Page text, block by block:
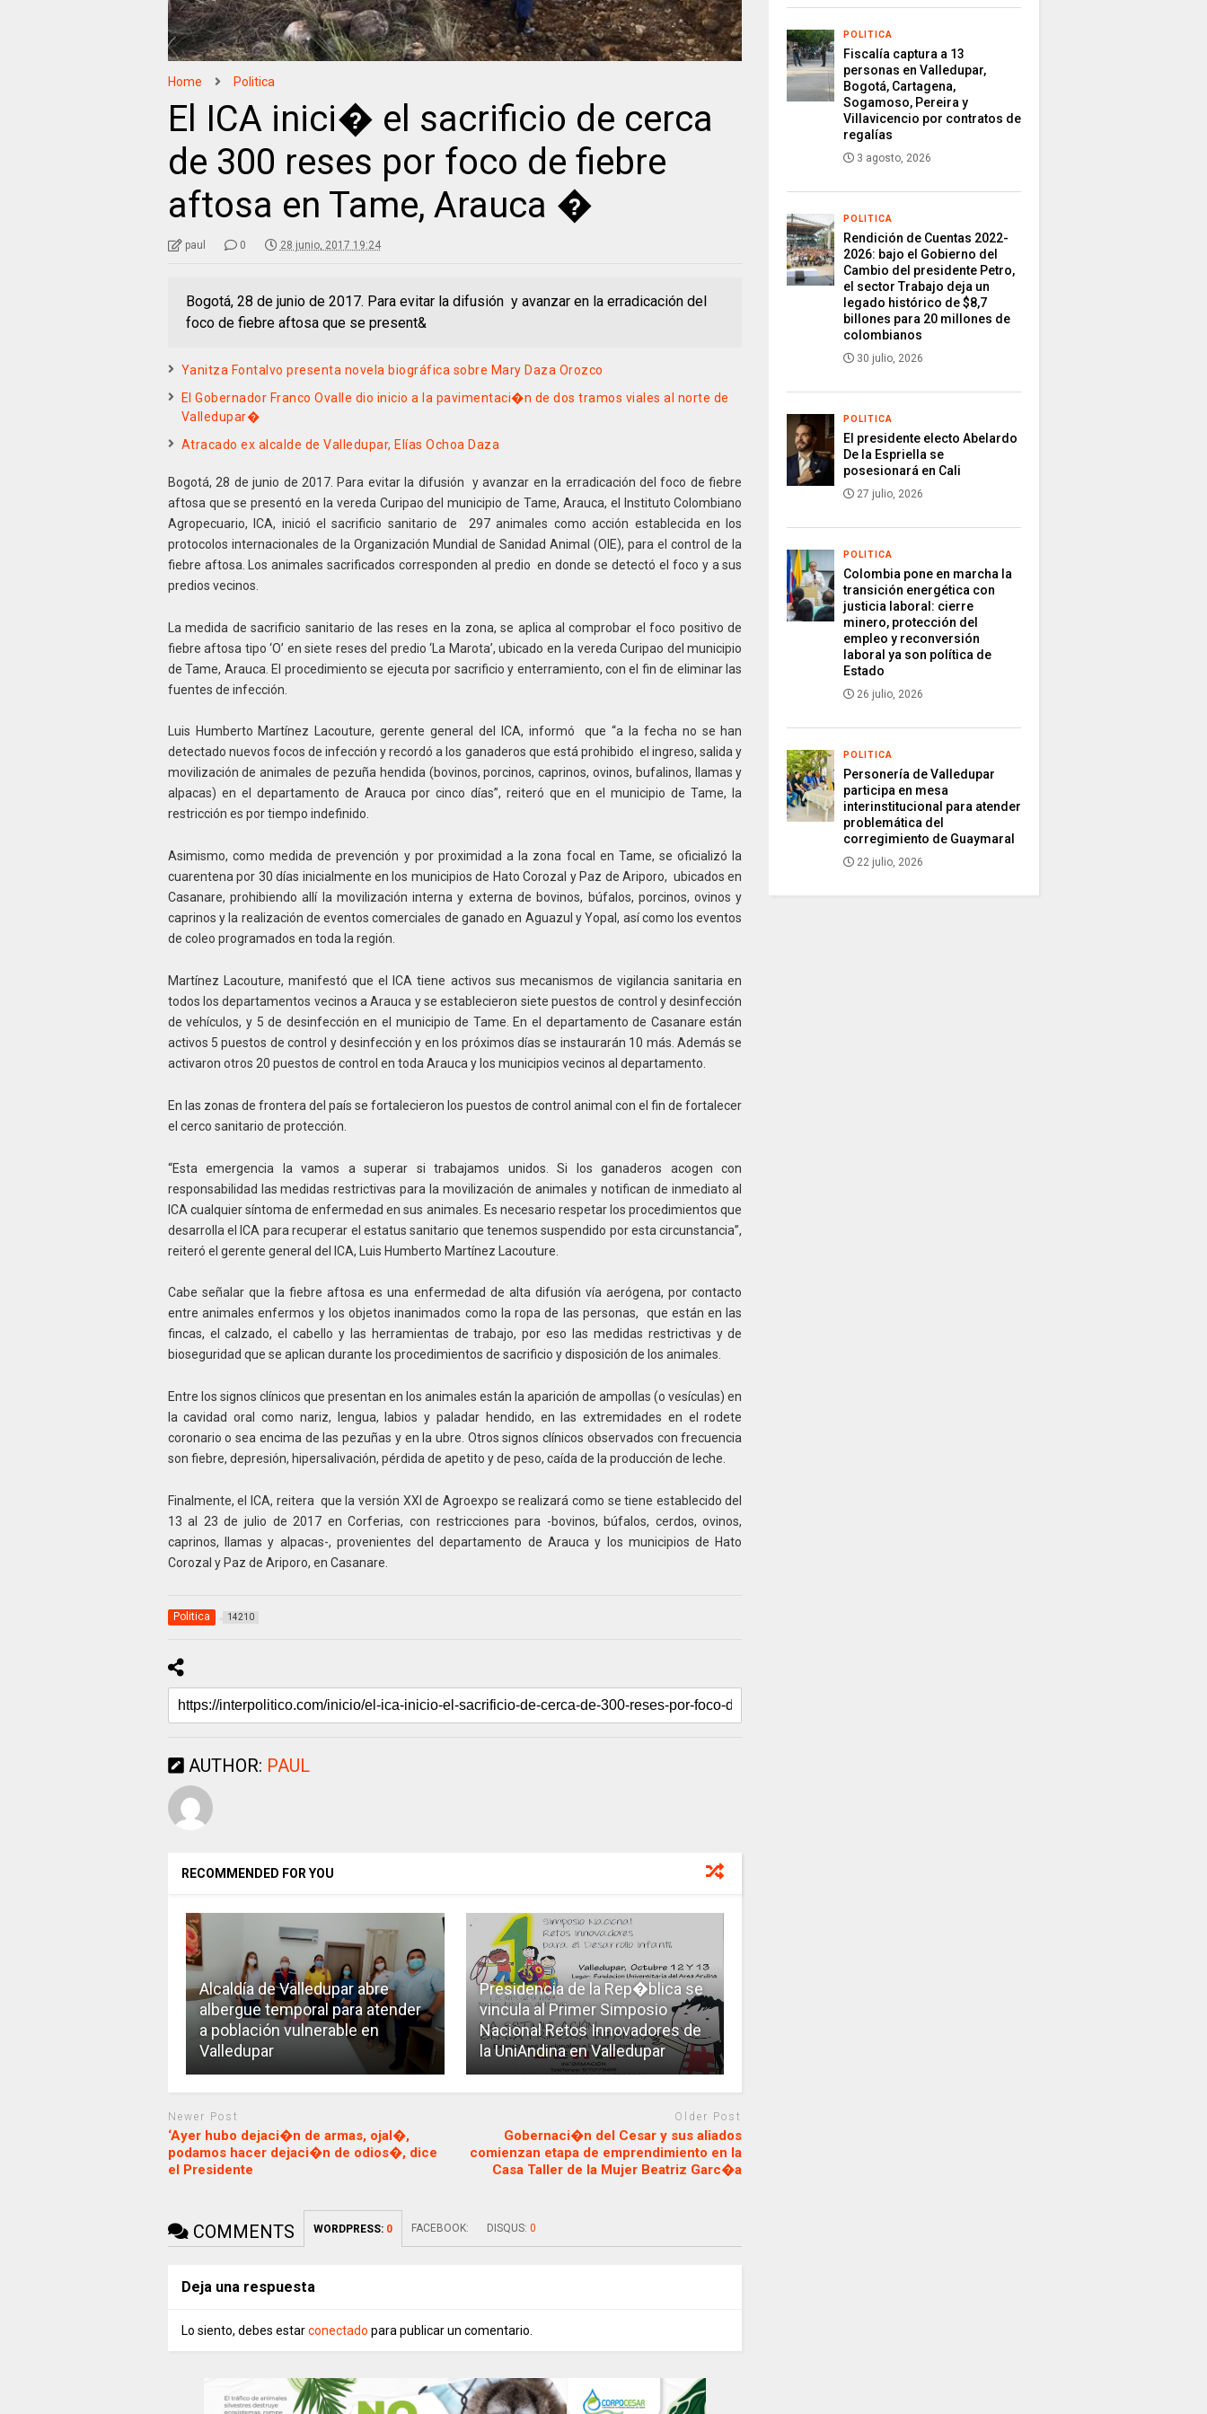
Home Politica
El ICA inici� el sacrificio de cerca
de 300 reses por foco de fiebre
aftosa en Tame, Arauca �
paul 0 28 junio, 2017 19:24
Bogotá, 28 de junio de 2017. Para evitar la difusión y avanzar en la erradicación del
foco de fiebre aftosa que se present&
Yanitza Fontalvo presenta novela biográfica sobre Mary Daza Orozco
El Gobernador Franco Ovalle dio inicio a la pavimentaci�n de dos tramos viales al norte de
Valledupar�
Atracado ex alcalde de Valledupar, Elías Ochoa Daza
Bogotá, 28 de junio de 2017. Para evitar la difusión y avanzar en la erradicación del foco de fiebre
aftosa que se presentó en la vereda Curipao del municipio de Tame, Arauca, el Instituto Colombiano
Agropecuario, ICA, inició el sacrificio sanitario de 297 animales como acción establecida en los
protocolos internacionales de la Organización Mundial de Sanidad Animal (OIE), para el control de la
fiebre aftosa. Los animales sacrificados corresponden al predio en donde se detectó el foco y a sus
predios vecinos.
La medida de sacrificio sanitario de las reses en la zona, se aplica al comprobar el foco positivo de
fiebre aftosa tipo ‘O’ en siete reses del predio ‘La Marota’, ubicado en la vereda Curipao del municipio
de Tame, Arauca. El procedimiento se ejecuta por sacrificio y enterramiento, con el fin de eliminar las
fuentes de infección.
Luis Humberto Martínez Lacouture, gerente general del ICA, informó que “a la fecha no se han
detectado nuevos focos de infección y recordó a los ganaderos que está prohibido el ingreso, salida y
movilización de animales de pezuña hendida (bovinos, porcinos, caprinos, ovinos, bufalinos, llamas y
alpacas) en el departamento de Arauca por cinco días”, reiteró que en el municipio de Tame, la
restricción es por tiempo indefinido.
Asimismo, como medida de prevención y por proximidad a la zona focal en Tame, se oficializó la
cuarentena por 30 días inicialmente en los municipios de Hato Corozal y Paz de Ariporo, ubicados en
Casanare, prohibiendo allí la movilización interna y externa de bovinos, búfalos, porcinos, ovinos y
caprinos y la realización de eventos comerciales de ganado en Aguazul y Yopal, así como los eventos
de coleo programados en toda la región.
Martínez Lacouture, manifestó que el ICA tiene activos sus mecanismos de vigilancia sanitaria en
todos los departamentos vecinos a Arauca y se establecieron siete puestos de control y desinfección
de vehículos, y 5 de desinfección en el municipio de Tame. En el departamento de Casanare están
activos 5 puestos de control y desinfección y en los próximos días se instaurarán 10 más. Además se
activaron otros 20 puestos de control en toda Arauca y los municipios vecinos al departamento.
En las zonas de frontera del país se fortalecieron los puestos de control animal con el fin de fortalecer
el cerco sanitario de protección.
“Esta emergencia la vamos a superar si trabajamos unidos. Si los ganaderos acogen con
responsabilidad las medidas restrictivas para la movilización de animales y notifican de inmediato al
ICA cualquier síntoma de enfermedad en sus animales. Es necesario respetar los procedimientos que
desarrolla el ICA para recuperar el estatus sanitario que tenemos suspendido por esta circunstancia”,
reiteró el gerente general del ICA, Luis Humberto Martínez Lacouture.
Cabe señalar que la fiebre aftosa es una enfermedad de alta difusión vía aerógena, por contacto
entre animales enfermos y los objetos inanimados como la ropa de las personas, que están en las
fincas, el calzado, el cabello y las herramientas de trabajo, por eso las medidas restrictivas y de
bioseguridad que se aplican durante los procedimientos de sacrificio y disposición de los animales.
Entre los signos clínicos que presentan en los animales están la aparición de ampollas (o vesículas) en
la cavidad oral como nariz, lengua, labios y paladar hendido, en las extremidades en el rodete
coronario o sea encima de las pezuñas y en la ubre. Otros signos clínicos observados con frecuencia
son fiebre, depresión, hipersalivación, pérdida de apetito y de peso, caída de la producción de leche.
Finalmente, el ICA, reitera que la versión XXI de Agroexpo se realizará como se tiene establecido del
13 al 23 de julio de 2017 en Corferias, con restricciones para -bovinos, búfalos, cerdos, ovinos,
caprinos, llamas y alpacas-, provenientes del departamento de Arauca y los municipios de Hato
Corozal y Paz de Ariporo, en Casanare.
Politica 14210
AUTHOR: PAUL
RECOMMENDED FOR YOU
Alcaldía de Valledupar abre
albergue temporal para atender
a población vulnerable en
Valledupar
Presidencia de la Rep�blica se
vincula al Primer Simposio
Nacional Retos Innovadores de
la UniAndina en Valledupar
Newer Post
‘Ayer hubo dejaci�n de armas, ojal�,
podamos hacer dejaci�n de odios�, dice
el Presidente
Older Post
Gobernaci�n del Cesar y sus aliados
comienzan etapa de emprendimiento en la
Casa Taller de la Mujer Beatriz Garc�a
COMMENTS WORDPRESS: 0 FACEBOOK: DISQUS: 0
Deja una respuesta
Lo siento, debes estarconectado para publicar un comentario.
POLITICA
Fiscalía captura a 13
personas en Valledupar,
Bogotá, Cartagena,
Sogamoso, Pereira y
Villavicencio por contratos de
regalías
3 agosto, 2026
POLITICA
Rendición de Cuentas 2022-
2026: bajo el Gobierno del
Cambio del presidente Petro,
el sector Trabajo deja un
legado histórico de $8,7
billones para 20 millones de
colombianos
30 julio, 2026
POLITICA
El presidente electo Abelardo
De la Espriella se
posesionará en Cali
27 julio, 2026
POLITICA
Colombia pone en marcha la
transición energética con
justicia laboral: cierre
minero, protección del
empleo y reconversión
laboral ya son política de
Estado
26 julio, 2026
POLITICA
Personería de Valledupar
participa en mesa
interinstitucional para atender
problemática del
corregimiento de Guaymaral
22 julio, 2026